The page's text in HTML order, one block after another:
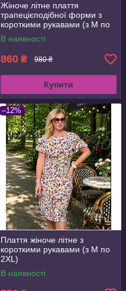
Жіноче літне плаття
трапецієподібної форми з
короткими рукавами (з M по
3XL)
В наявності
860 ₴ 980 ₴
Купити
–12%
Плаття жіноче літне з
короткими рукавами (з M по
2XL)
В наявності